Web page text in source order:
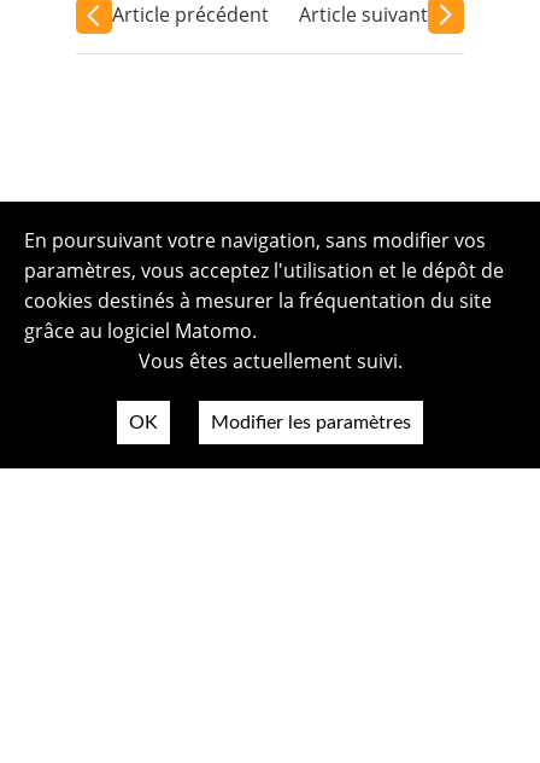
Article précédent Article suivant
En poursuivant votre navigation, sans modifier vos
paramètres, vous acceptez l'utilisation et le dépôt de
cookies destinés à mesurer la fréquentation du site
grâce au logiciel Matomo.
Vous êtes actuellement suivi.
OK Modifier les paramètres